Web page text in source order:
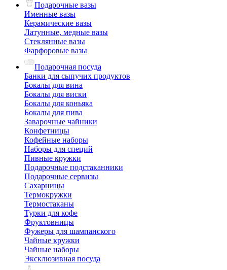
Подарочные вазы
Именные вазы
Керамические вазы
Латунные, медные вазы
Стеклянные вазы
Фарфоровые вазы
Подарочная посуда
Банки для сыпучих продуктов
Бокалы для вина
Бокалы для виски
Бокалы для коньяка
Бокалы для пива
Заварочные чайники
Конфетницы
Кофейные наборы
Наборы для специй
Пивные кружки
Подарочные подстаканники
Подарочные сервизы
Сахарницы
Термокружки
Термостаканы
Турки для кофе
Фруктовницы
Фужеры для шампанского
Чайные кружки
Чайные наборы
Эксклюзивная посуда